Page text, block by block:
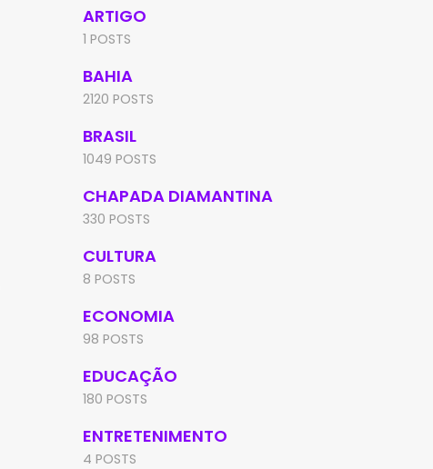
ARTIGO
1 POSTS
BAHIA
2120 POSTS
BRASIL
1049 POSTS
CHAPADA DIAMANTINA
330 POSTS
CULTURA
8 POSTS
ECONOMIA
98 POSTS
EDUCAÇÃO
180 POSTS
ENTRETENIMENTO
4 POSTS